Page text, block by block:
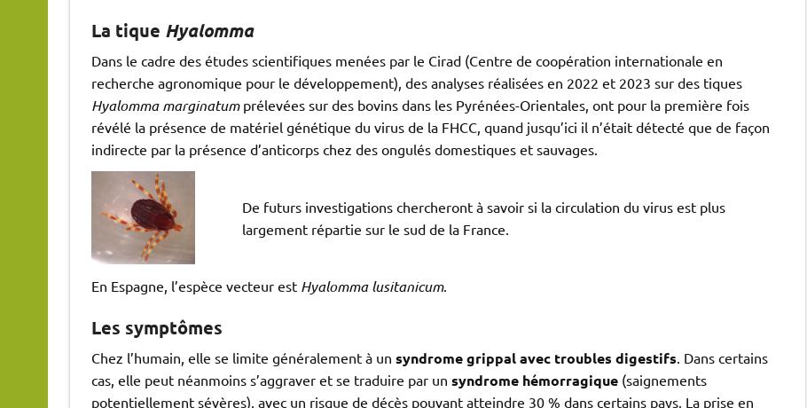
La tique Hyalomma
Dans le cadre des études scientifiques menées par le Cirad (Centre de coopération internationale en
recherche agronomique pour le développement), des analyses réalisées en 2022 et 2023 sur des tiques
Hyalomma marginatumprélevées sur des bovins dans les Pyrénées-Orientales, ont pour la première fois
révélé la présence de matériel génétique du virus de la FHCC, quand jusqu’ici il n’était détecté que de façon
indirecte par la présence d’anticorps chez des ongulés domestiques et sauvages.
De futurs investigations chercheront à savoir si la circulation du virus est plus
largement répartie sur le sud de la France.
En Espagne, l’espèce vecteur est Hyalomma lusitanicum.
Les symptômes
Chez l’humain, elle se limite généralement à un syndrome grippal avec troubles digestifs. Dans certains
cas, elle peut néanmoins s’aggraver et se traduire par un syndrome hémorragique(saignements
potentiellement sévères), avec un risque de décès pouvant atteindre 30 % dans certains pays. La prise en